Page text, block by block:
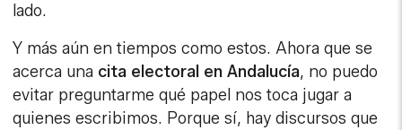
lado.
Y más aún en tiempos como estos. Ahora que se
acerca una cita electoral en Andalucía, no puedo
evitar preguntarme qué papel nos toca jugar a
quienes escribimos. Porque sí, hay discursos que